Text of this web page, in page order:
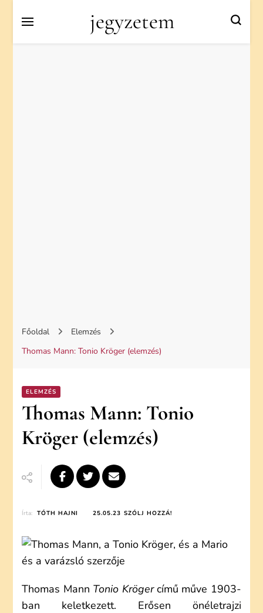
jegyzetem
Főoldal
Elemzés
Thomas Mann: Tonio Kröger (elemzés)
ELEMZÉS
Thomas Mann: Tonio
Kröger (elemzés)
Írta: TÓTH HAJNI 25.05.23 SZÓLJ HOZZÁ!
TONIO
Thomas Mann Tonio Krögercímű műve 1903-
ban keletkezett. Erősen önéletrajzi